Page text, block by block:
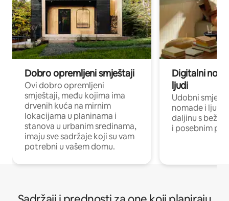
Dobro opremljeni smještaji
Ovi dobro opremljeni
smještaji, među kojima ima
drvenih kuća na mirnim
lokacijama u planinama i
stanova u urbanim sredinama,
imaju sve sadržaje koji su vam
potrebni u vašem domu.
Digitalni
ljudi
Udobni
nomade i ljude
daljinu s
i posebnim